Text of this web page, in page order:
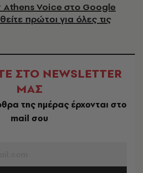
Athens Voice στο Google
πρώτοι για όλες τις
ΣΤΟ NEWSLETTER
ΜΑΣ
της ημέρας έρχονται στο
mail σου